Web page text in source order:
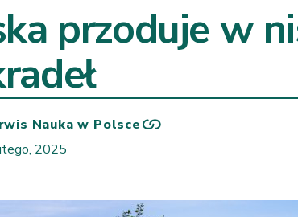
przoduje w
Nauka w Polsce
2025